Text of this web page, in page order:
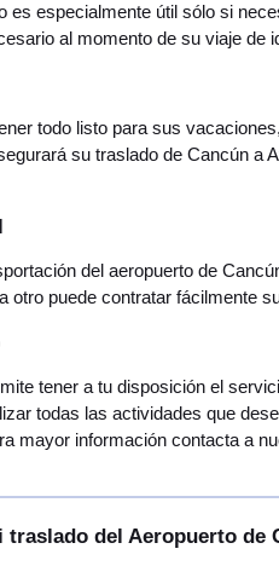
es especialmente útil sólo si
al momento de su viaje de
todo listo para sus
su traslado de Cancún a
del aeropuerto de
otro puede contratar fácilmente
tener a tu disposición el
todas las actividades que
mayor información contacta a
traslado del Aeropuerto de